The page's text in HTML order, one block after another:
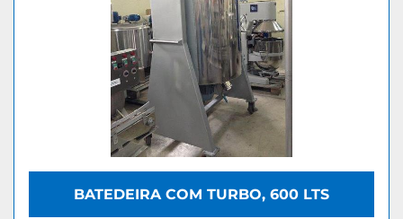
BATEDEIRA COM TURBO, 600 LTS